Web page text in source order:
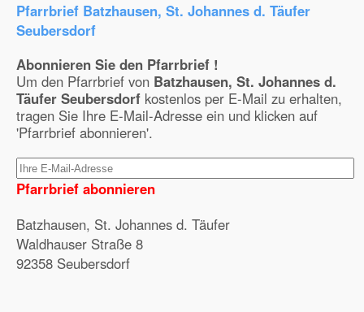
Pfarrbrief Batzhausen, St. Johannes d. Täufer
Seubersdorf
Abonnieren Sie den Pfarrbrief !
Um den Pfarrbrief von Batzhausen, St. Johannes d.
Täufer Seubersdorf kostenlos per E-Mail zu erhalten,
tragen Sie Ihre E-Mail-Adresse ein und klicken auf
'Pfarrbrief abonnieren'.
Pfarrbrief abonnieren
Batzhausen, St. Johannes d. Täufer
Waldhauser Straße 8
92358 Seubersdorf